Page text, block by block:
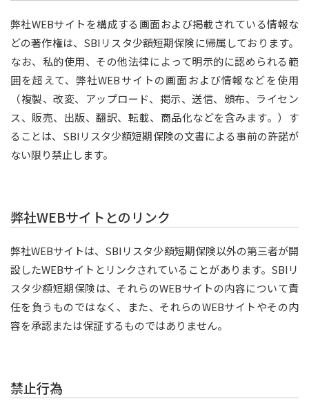
弊社WEBサイトを構成する画面および掲載されている情報な
どの著作権は、SBIリスタ少額短期保険に帰属しております。
なお、私的使用、その他法律によって明示的に認められる範
囲を超えて、弊社WEBサイトの画面および情報などを使用
（複製、改変、アップロード、掲示、送信、頒布、ライセン
ス、販売、出版、翻訳、転載、商品化などを含みます。）す
ることは、SBIリスタ少額短期保険の文書による事前の許諾が
ない限り禁止します。
弊社WEBサイトとのリンク
弊社WEBサイトは、SBIリスタ少額短期保険以外の第三者が開
設したWEBサイトとリンクされていることがあります。SBIリ
スタ少額短期保険は、それらのWEBサイトの内容について責
任を負うものではなく、また、それらのWEBサイトやその内
容を承認または保証するものではありません。
禁止行為